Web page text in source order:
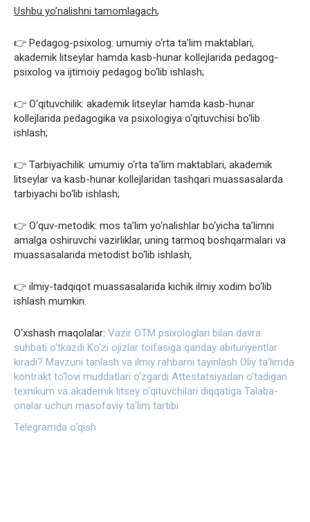
Ushbu yo’nalishni tamomlagach,
👉 Pedagog-psixolog: umumiy o‘rta ta’lim maktablari,
akademik litseylar hamda kasb-hunar kollejlarida pedagog-
psixolog va ijtimoiy pedagog bo‘lib ishlash;
👉 O‘qituvchilik: akademik litseylar hamda kasb-hunar
kollejlarida pedagogika va psixologiya o‘qituvchisi bo‘lib
ishlash;
👉 Tarbiyachilik: umumiy o‘rta ta’lim maktablari, akademik
litseylar va kasb-hunar kollejlaridan tashqari muassasalarda
tarbiyachi bo‘lib ishlash;
👉 O‘quv-metodik: mos ta’lim yo‘nalishlar bo‘yicha ta’limni
amalga oshiruvchi vazirliklar, uning tarmoq boshqarmalari va
muassasalarida metodist bo‘lib ishlash,
👉 ilmiy-tadqiqot muassasalarida kichik ilmiy xodim bo‘lib
ishlash mumkin.
O‘xshash maqolalar: Vazir OTM psixologlari bilan davra
suhbati o‘tkazdi Ko‘zi ojizlar toifasiga qanday abituriyentlar
kiradi? Mavzuni tanlash va ilmiy rahbarni tayinlash Oliy ta’limda
kontrakt to‘lovi muddatlari o‘zgardi Attestatsiyadan o‘tadigan
texnikum va akademik litsey o‘qituvchilari diqqatiga Talaba-
onalar uchun masofaviy ta’lim tartibi
Telegramda o‘qish